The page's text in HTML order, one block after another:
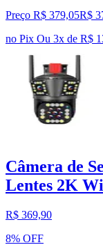
Preço R$ 379,05R$
no Pix Ou 3x de R$
Câmera de
Lentes 2K
R$ 369,90
8% OFF